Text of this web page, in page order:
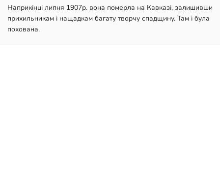
Наприкінці липня 1907р. вона померла на Кавказі, залишивши
прихильникам і нащадкам багату творчу спадщину. Там і була
похована.